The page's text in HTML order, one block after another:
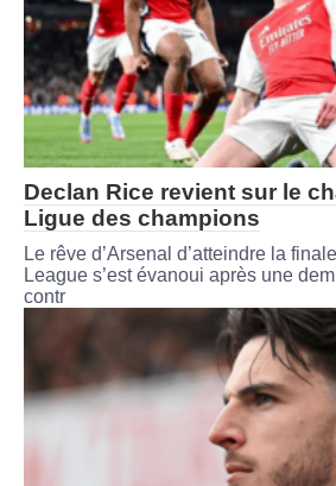
Declan Rice revient sur le
Ligue des champions
Le rêve d’Arsenal d’atteindre la
League s’est évanoui après une
contr